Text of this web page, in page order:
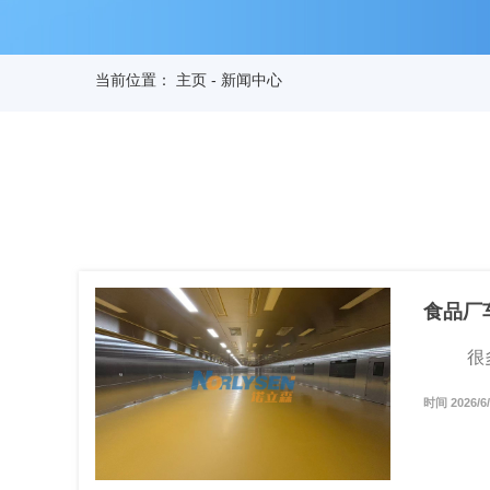
当前位置： 主页 - 新闻中心
食品厂
很多
时间 2026/